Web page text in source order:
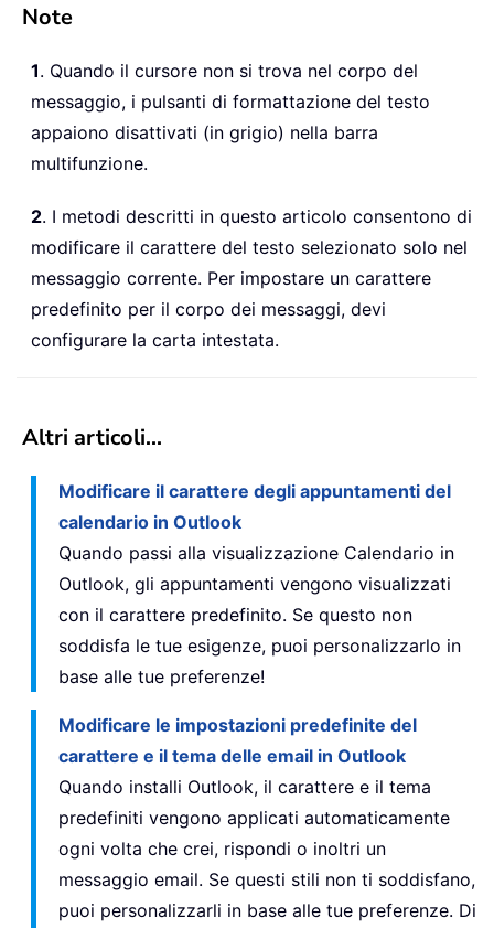
Note
1. Quando il cursore non si trova nel corpo del
messaggio, i pulsanti di formattazione del testo
appaiono disattivati (in grigio) nella barra
multifunzione.
2. I metodi descritti in questo articolo consentono di
modificare il carattere del testo selezionato solo nel
messaggio corrente. Per impostare un carattere
predefinito per il corpo dei messaggi, devi
configurare la carta intestata.
Altri articoli...
Modificare il carattere degli appuntamenti del
calendario in Outlook
Quando passi alla visualizzazione Calendario in
Outlook, gli appuntamenti vengono visualizzati
con il carattere predefinito. Se questo non
soddisfa le tue esigenze, puoi personalizzarlo in
base alle tue preferenze!
Modificare le impostazioni predefinite del
carattere e il tema delle email in Outlook
Quando installi Outlook, il carattere e il tema
predefiniti vengono applicati automaticamente
ogni volta che crei, rispondi o inoltri un
messaggio email. Se questi stili non ti soddisfano,
puoi personalizzarli in base alle tue preferenze. Di